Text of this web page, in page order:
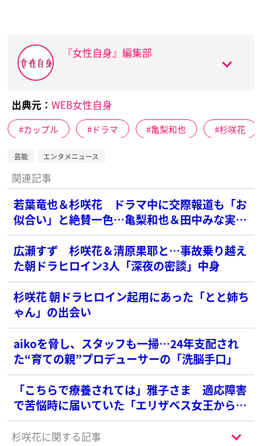
『女性自身』編集部
出典元： WEB女性自身
カップル ドラマ 亀梨和也 杉咲花
芸能 エンタメニュース
関連記事
若葉竜也＆杉咲花 ドラマ中に交際報道も「お
似合い」と絶賛一色…亀梨和也＆田中みな実カ
ップルは「よぎる」と大不評の落差
広瀬すず 杉咲花＆清原果耶と…事故乗り越え
た朝ドラヒロイン3人「深夜の密談」中身
杉咲花 朝ドラヒロイン起用にあった「とと姉ち
ゃん」の出会い
aikoを脅し、スタッフも一掃…24年支配され
た“育ての親”プロデューサーの「洗脳手口」
「こちらで療養されては」雅子さま 適応障害
で苦悩時に届いていた「エリザベス女王からの
手紙」
杉咲花に関する記事